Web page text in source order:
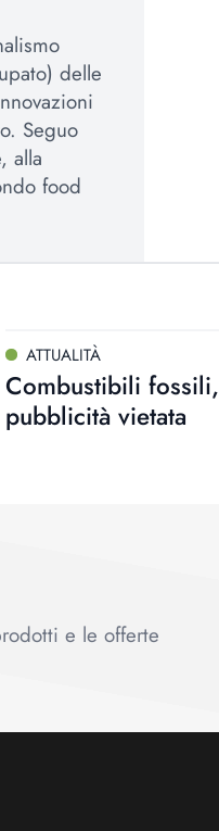
delle
Seguo
alla
food
ATTUALITÀ
Combustibili fossili,
pubblicità vietata
e le offerte